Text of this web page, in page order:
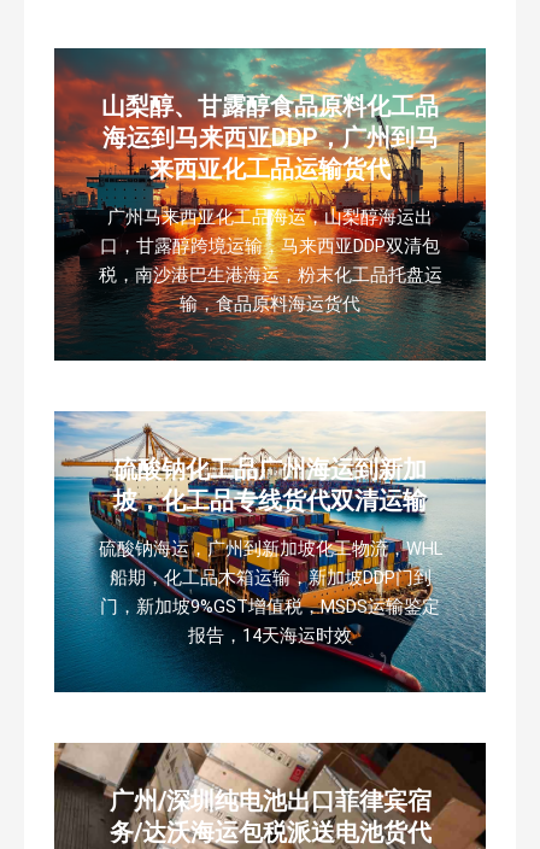
山梨醇、甘露醇食品原料化工品
海运到马来西亚DDP，广州到马
来西亚化工品运输货代
广州马来西亚化工品海运，山梨醇海运出
口，甘露醇跨境运输，马来西亚DDP双清包
税，南沙港巴生港海运，粉末化工品托盘运
输，食品原料海运货代
硫酸钠化工品广州海运到新加
坡，化工品专线货代双清运输
硫酸钠海运，广州到新加坡化工物流，WHL
船期，化工品木箱运输，新加坡DDP门到
门，新加坡9%GST增值税，MSDS运输鉴定
报告，14天海运时效
广州/深圳纯电池出口菲律宾宿
务/达沃海运包税派送电池货代